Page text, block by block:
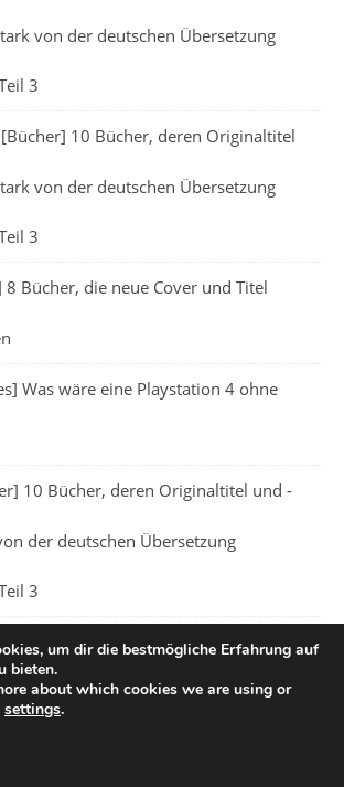
von der deutschen Übersetzung
3
[Bücher] 10 Bücher, deren Originaltitel
von der deutschen Übersetzung
3
8 Bücher, die neue Cover und Titel
Was wäre eine Playstation 4 ohne
10 Bücher, deren Originaltitel und -
der deutschen Übersetzung
3
um dir die bestmögliche Erfahrung auf
bieten.
about which cookies we are using or
settings.